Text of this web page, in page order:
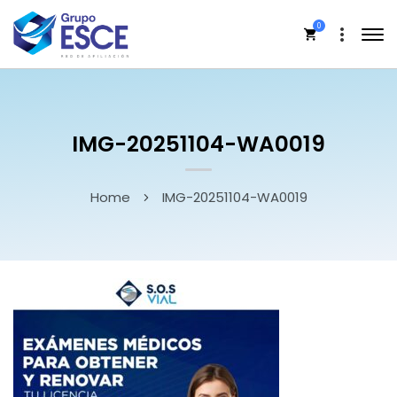
0
IMG-20251104-WA0019
Home IMG-20251104-WA0019